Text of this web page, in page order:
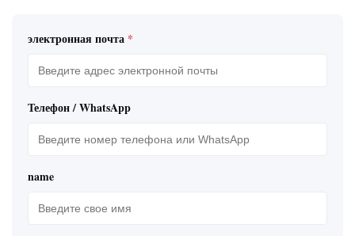
электронная почта *
Телефон / WhatsApp
name